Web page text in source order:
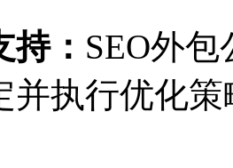
： SEO外
并执行优化